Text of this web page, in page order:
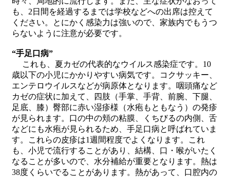
も、2日間を経過するまでは学校などへの出席は控えて
ください。とにかく感染力は強いので、家族内でもうつ
らないように注意が必要です。
“手足口病”
これも、夏カゼの代表的なウイルス感染症です。10
歳以下の小児にかかりやすい病気です。コクサッキー、
エンテロウイルスなどが病原体となります。咽頭痛など
カゼの症状に加えて、四肢（手掌、手背、前腕、下腿、
足底、膝）臀部に赤い湿疹様（水疱もともなう）の発疹
が見られます。口の中の頬の粘膜、くちびるの内側、舌
などにも水疱が見られるため、手足口病と呼ばれていま
す。これらの皮疹は1週間程度でよくなります。これ
も、小児で流行することがあり、結構、口・喉がいたく
なることが多いので、水分補給が重要となります。熱は
38度くらいでることがあります。熱があって、口腔内の